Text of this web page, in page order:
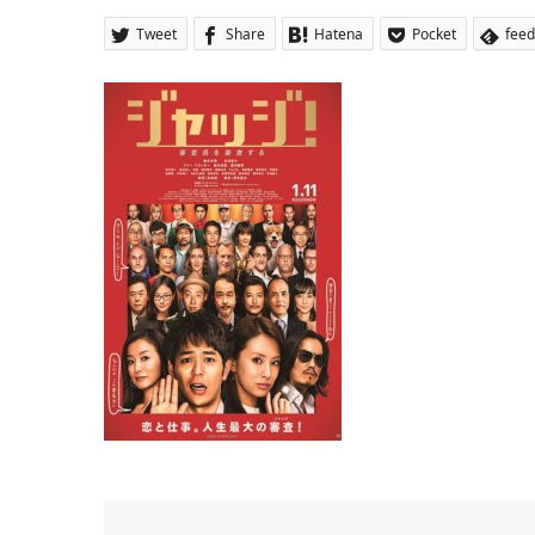
Tweet Share Hatena Pocket